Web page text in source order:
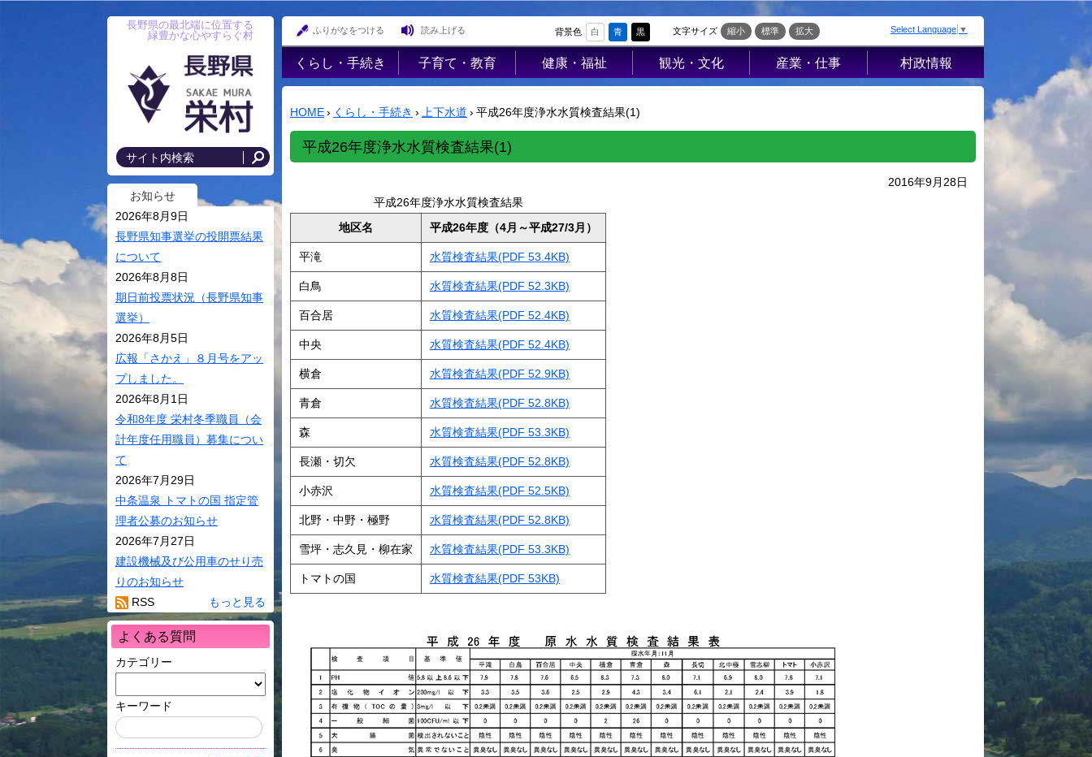
長野県の最北端に位置する
緑豊かな心やすらぐ村
お知らせ
2026年8月9日
長野県知事選挙の投開票結果
について
2026年8月8日
期日前投票状況（長野県知事
選挙）
2026年8月5日
広報「さかえ」８月号をアッ
プしました。
2026年8月1日
令和8年度 栄村冬季職員（会
計年度任用職員）募集につい
て
2026年7月29日
中条温泉 トマトの国 指定管
理者公募のお知らせ
2026年7月27日
建設機械及び公用車のせり売
りのお知らせ
もっと見る
RSS
よくある質問
カテゴリー
キーワード
ふりがなをつける 読み上げる 背景色 白 青 黒 文字サイズ 縮小 標準 拡大 Select Language ▼
くらし・手続き
戸籍・印鑑登
録・住民登録
年金
後期高齢者医療
税金･各種使用料
住まい･村営住宅
上水道・農業集
落排水
交通安全・防犯
環境・ごみ・リ
村民活動
相談窓口
バス・JR･かたく
り号ダイヤ
ペット
ケーブルテレビ
子育て・教育
子育て支援
母子の健康・予
母子の保健
小学校・中学校
生涯学習
学校教育
公民館図書室
健康・福祉
高齢者福祉
介護保険
母子保健
予防接種
食育
すみれの家
AED
ｺﾛﾅｳｲﾙｽ関連情報
観光・文化
観光
産業・仕事
届出・証明・法
入札・契約
村政情報
村の概要
HOME› くらし・手続き › 上下水道 › 平成26年度浄水水質検査結果(1)
平成26年度浄水水質検査結果(1)
2016年9月28日
平成26年度浄水水質検査結果
地区名
平成26年度（4月～平成27/3月）
平滝 水質検査結果(PDF 53.4KB)
白鳥 水質検査結果(PDF 52.3KB)
百合居 水質検査結果(PDF 52.4KB)
中央 水質検査結果(PDF 52.4KB)
横倉 水質検査結果(PDF 52.9KB)
青倉 水質検査結果(PDF 52.8KB)
森 水質検査結果(PDF 53.3KB)
長瀬・切欠 水質検査結果(PDF 52.8KB)
小赤沢 水質検査結果(PDF 52.5KB)
北野・中野・極野 水質検査結果(PDF 52.8KB)
雪坪・志久見・柳在家 水質検査結果(PDF 53.3KB)
トマトの国 水質検査結果(PDF 53KB)